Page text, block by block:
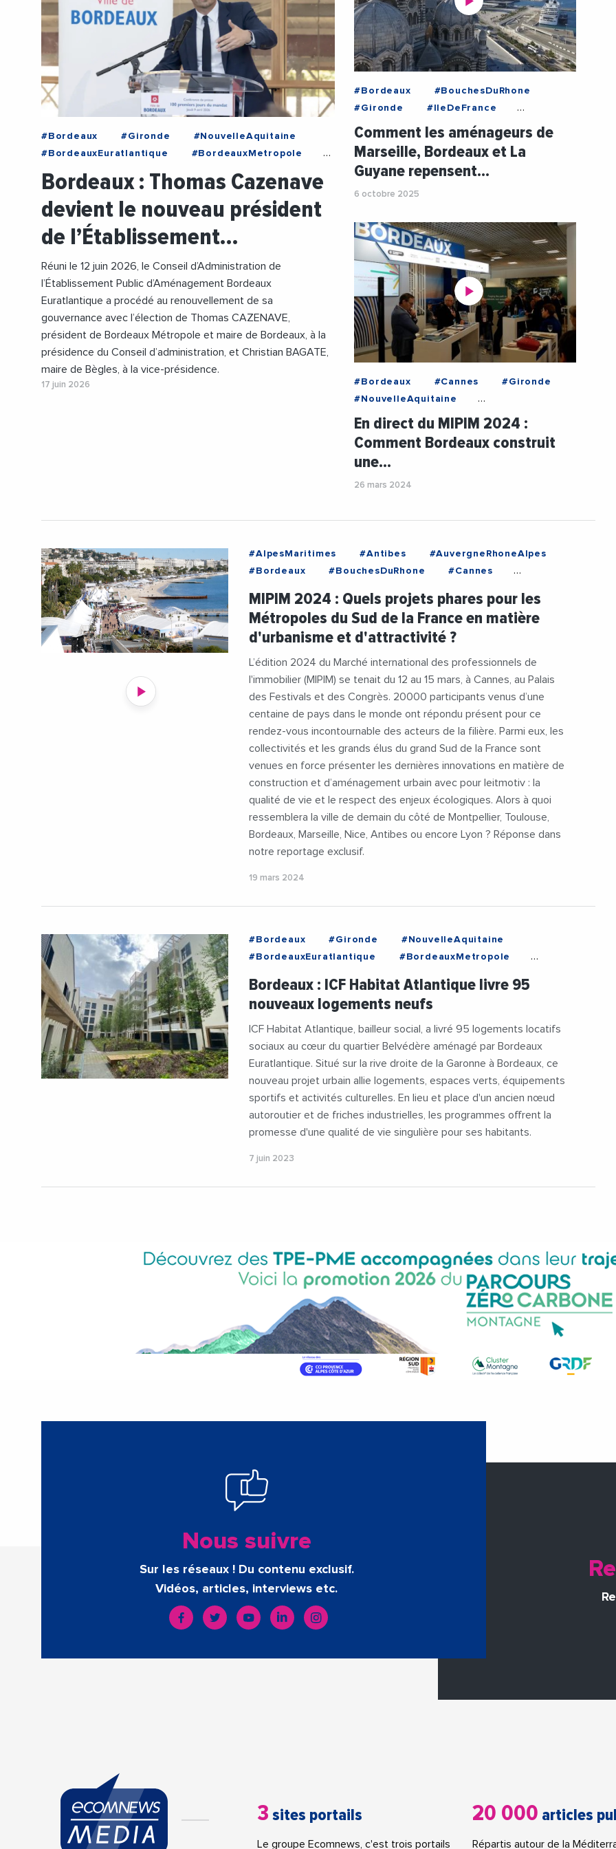
#Bordeaux #Gironde
#NouvelleAquitaine
#BordeauxEuratlantique
#BordeauxMetropole
Bordeaux : Thomas Cazenave
devient le nouveau président
de l’Établissement…
Réuni le 12 juin 2026, le Conseil d’Administration de
l’Établissement Public d’Aménagement Bordeaux
Euratlantique a procédé au renouvellement de sa
gouvernance avec l’élection de Thomas CAZENAVE,
président de Bordeaux Métropole et maire de Bordeaux, à la
présidence du Conseil d’administration, et Christian BAGATE,
maire de Bègles, à la vice-présidence.
17 juin 2026
#Bordeaux
#BouchesDuRhone
#Gironde
#IleDeFrance
#Marseille
#AurelieCOUSI
#BordeauxEuratlantique
#Climat
#Euromediterranee
#Immobilier
#Inondations
#SIBCA
#TransitionEcologique
#TransitionEnergetique
#Videos
Comment les aménageurs de
Marseille, Bordeaux et La
Guyane repensent…
6 octobre 2025
#Bordeaux #Cannes
#Gironde
#NouvelleAquitaine
#BordeauxEuratlantique
#ClementRossignolPuech
#Emploi
#Logement
#MIPIM2024
#Urbanisme
#Videos
En direct du MIPIM 2024 :
Comment Bordeaux construit
une…
26 mars 2024
#AlpesMaritimes #Antibes
#AuvergneRhoneAlpes
#Bordeaux
#BouchesDuRhone
#Cannes
#Marseille
#Montpellier
#NouvelleAquitaine
#Occitanie
#ProvenceAlpesCoteDAzur
#Rhone
#Toulouse
#AgglomerationDeSophiaAntipolis
#BordeauxEuratlantique
#BordeauxMetropole
#BrunoBernard
#ChristianEstrosi
#Euromediterranee
#Immobilier
#JeanLeonetti
#JeanLucMoudenc
#LaureAgnesCARADEC
#Logement
#MartineVassal
#MetropoleDeLyon
#MetropoleDeMarseille
#MetropoleDeMontpellier
#MetropoleDeNice
#MichaelDelafosse
#MIPIM2024
#Mobilite
#ToulouseMetropole
#Urbanisme
#Videos
MIPIM 2024 : Quels projets phares pour les
Métropoles du Sud de la France en matière
d'urbanisme et d'attractivité ?
L’édition 2024 du Marché international des professionnels de
l'immobilier (MIPIM) se tenait du 12 au 15 mars, à Cannes, au Palais
des Festivals et des Congrès. 20000 participants venus d’une
centaine de pays dans le monde ont répondu présent pour ce
rendez-vous incontournable des acteurs de la filière. Parmi eux, les
collectivités et les grands élus du grand Sud de la France sont
venues en force présenter les dernières innovations en matière de
construction et d’aménagement urbain avec pour leitmotiv : la
qualité de vie et le respect des enjeux écologiques. Alors à quoi
ressemblera la ville de demain du côté de Montpellier, Toulouse,
Bordeaux, Marseille, Nice, Antibes ou encore Lyon ? Réponse dans
notre reportage exclusif.
19 mars 2024
#Bordeaux #Gironde
#NouvelleAquitaine
#BordeauxEuratlantique
#BordeauxMetropole
#Logement
#Nexity #Promoteur #Urbanisme
Bordeaux : ICF Habitat Atlantique livre 95
nouveaux logements neufs
ICF Habitat Atlantique, bailleur social, a livré 95 logements locatifs
sociaux au cœur du quartier Belvédère aménagé par Bordeaux
Euratlantique. Situé sur la rive droite de la Garonne à Bordeaux, ce
nouveau projet urbain allie logements, espaces verts, équipements
sportifs et activités culturelles. En lieu et place d'un ancien nœud
autoroutier et de friches industrielles, les programmes offrent la
promesse d'une qualité de vie singulière pour ses habitants.
7 juin 2023
Nous suivre
Sur les réseaux ! Du contenu exclusif.
Vidéos, articles, interviews etc.
3 sites portails
Le groupe Ecomnews, c'est trois portails
20 000 articles
Répartis autour de la